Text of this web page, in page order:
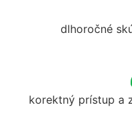
dlhoročné
korektný prístup a